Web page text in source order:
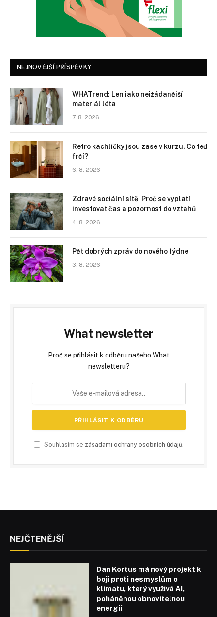
NEJNOVĚJŠÍ PŘÍSPĚVKY
WHATrend: Len jako nejžádanější
materiál léta
7. 8. 2026
Retro kachličky jsou zase v kurzu. Co teď
frčí?
6. 8. 2026
Zdravé sociální sítě: Proč se vyplatí
investovat čas a pozornost do vztahů
4. 8. 2026
Pět dobrých zpráv do nového týdne
3. 8. 2026
What newsletter
Proč se přihlásit k odběru našeho What
newsletteru?
Souhlasím se zásadami ochrany osobních údajů.
NEJČTENĚJŠÍ
Dan Kortus má nový projekt k
boji proti nesmyslům o
klimatu, který využívá AI,
poháněnou obnovitelnou
energií